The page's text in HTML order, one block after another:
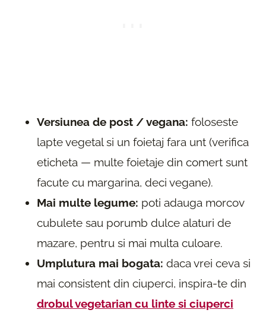
Versiunea de post / vegana: foloseste
lapte vegetal si un foietaj fara unt (verifica
eticheta — multe foietaje din comert sunt
facute cu margarina, deci vegane).
Mai multe legume: poti adauga morcov
cubulete sau porumb dulce alaturi de
mazare, pentru si mai multa culoare.
Umplutura mai bogata: daca vrei ceva si
mai consistent din ciuperci, inspira-te din
drobul vegetarian cu linte si ciuperci